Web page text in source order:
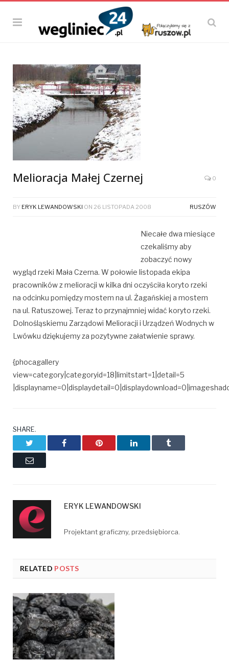
Melioracja Małej Czernej 0
BY ERYK LEWANDOWSKI ON 26 LISTOPADA 2008 RUSZÓW
Niecałe dwa miesiące
czekaliśmy aby
zobaczyć nowy
wygląd rzeki Mała Czerna. W połowie listopada ekipa
pracowników z melioracji w kilka dni oczyściła koryto rzeki
na odcinku pomiędzy mostem na ul. Żagańskiej a mostem
na ul. Ratuszowej. Teraz to przynajmniej widać koryto rzeki.
Dolnośląskiemu Zarządowi Melioracji i Urządzeń Wodnych w
Lwówku dziękujemy za pozytywne załatwienie sprawy.
{phocagallery
view=category|categoryid=18|limitstart=1|detail=5
SHARE.
TwitterFacebookPinterestLinkedInTumblr
Email
ERYK LEWANDOWSKI
Projektant graficzny, przedsiębiorca.
RELATED POSTS